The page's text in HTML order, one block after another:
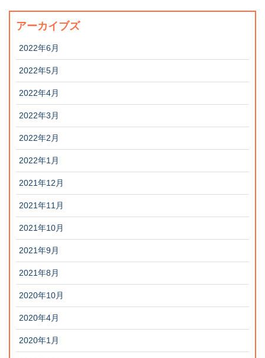
アーカイブズ
2022年6月
2022年5月
2022年4月
2022年3月
2022年2月
2022年1月
2021年12月
2021年11月
2021年10月
2021年9月
2021年8月
2020年10月
2020年4月
2020年1月